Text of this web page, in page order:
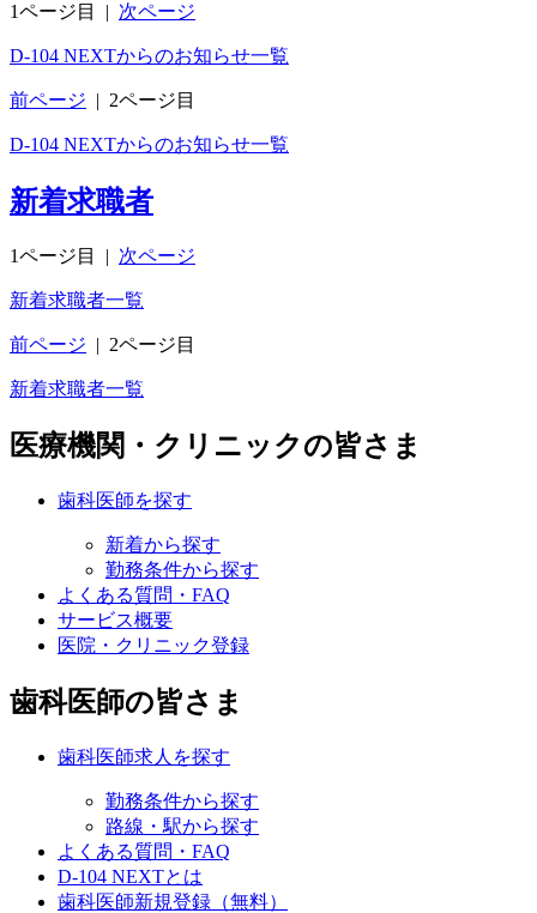
1ページ目 | 次ページ
D-104 NEXTからのお知らせ一覧
前ページ | 2ページ目
D-104 NEXTからのお知らせ一覧
新着求職者
1ページ目 | 次ページ
新着求職者一覧
前ページ | 2ページ目
新着求職者一覧
医療機関・クリニックの皆さま
歯科医師を探す
新着から探す
勤務条件から探す
よくある質問・FAQ
サービス概要
医院・クリニック登録
歯科医師の皆さま
歯科医師求人を探す
勤務条件から探す
路線・駅から探す
よくある質問・FAQ
D-104 NEXTとは
歯科医師新規登録（無料）